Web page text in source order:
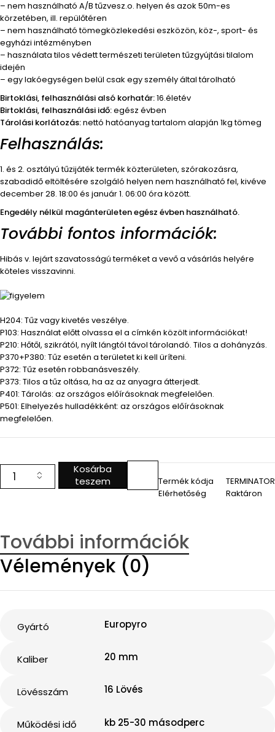
– nem használható A/B tűzvesz.o. helyen és azok 50m-es
körzetében, ill. repülőtéren
– nem használható tömegközlekedési eszközön, köz-, sport- és
egyházi intézményben
– használata tilos védett természeti területen tűzgyújtási tilalom
idején
– egy lakóegységen belül csak egy személy által tárolható
Birtoklási, felhasználási alsó korhatár:16.életév
Birtoklási, felhasználási idő:egész évben
Tárolási korlátozás:nettó hatóanyag tartalom alapján 1kg tömeg
Felhasználás:
1. és 2. osztályú tűzijáték termék közterületen, szórakozásra,
szabadidő eltöltésére szolgáló helyen nem használható fel, kivéve
december 28. 18:00 és január 1. 06:00 óra között.
Engedély nélkül magánterületen egész évben használható.
További fontos információk:
Hibás v. lejárt szavatosságú terméket a vevő a vásárlás helyére
köteles visszavinni.
H204: Tűz vagy kivetés veszélye.
P103: Használat előtt olvassa el a címkén közölt információkat!
P210: Hőtől, szikrától, nyílt lángtól távol tárolandó. Tilos a dohányzás.
P370+P380: Tűz esetén a területet ki kell üríteni.
P372: Tűz esetén robbanásveszély.
P373: Tilos a tűz oltása, ha az az anyagra átterjedt.
P401: Tárolás: az országos előírásoknak megfelelően.
P501: Elhelyezés hulladékként: az országos előírásoknak
megfelelően.
Kosárba
teszem
Termék kódja
TERMINATOR
Elérhetőség
Raktáron
További információk
Vélemények (0)
Gyártó Europyro
Kaliber 20 mm
Lövésszám 16 Lövés
Működési idő kb 25-30 másodperc